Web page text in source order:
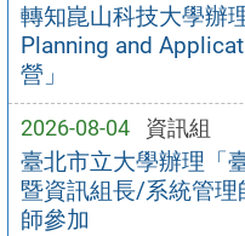
轉知崑山科技大學辦
Planning and
營」
2026-08-04 資訊組
臺北市立大學辦理「
暨資訊組長/系統管
師參加